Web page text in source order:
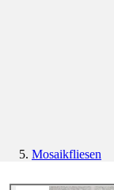
Mosaikfliesen